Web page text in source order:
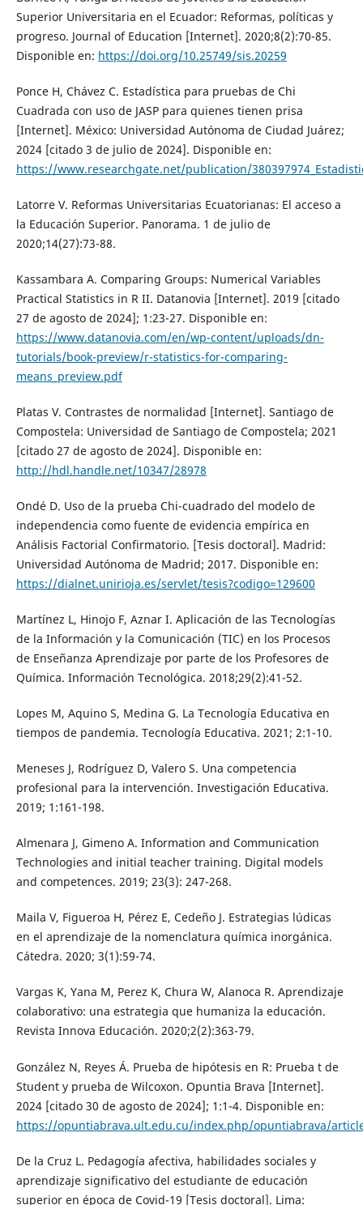
Superior Universitaria en el Ecuador: Reformas, políticas y
progreso. Journal of Education [Internet]. 2020;8(2):70-85.
Disponible en: https://doi.org/10.25749/sis.20259
Ponce H, Chávez C. Estadística para pruebas de Chi
Cuadrada con uso de JASP para quienes tienen prisa
[Internet]. México: Universidad Autónoma de Ciudad Juárez;
2024 [citado 3 de julio de 2024]. Disponible en:
https://www.researchgate.net/publication/
Latorre V. Reformas Universitarias Ecuatorianas: El acceso a
la Educación Superior. Panorama. 1 de julio de
2020;14(27):73-88.
Kassambara A. Comparing Groups: Numerical Variables
Practical Statistics in R II. Datanovia [Internet]. 2019 [citado
27 de agosto de 2024]; 1:23-27. Disponible en:
https://www.datanovia.com/en/wp-content/uploads/dn-
tutorials/book-preview/r-statistics-for-comparing-
means_preview.pdf
Platas V. Contrastes de normalidad [Internet]. Santiago de
Compostela: Universidad de Santiago de Compostela; 2021
[citado 27 de agosto de 2024]. Disponible en:
http://hdl.handle.net/10347/28978
Ondé D. Uso de la prueba Chi-cuadrado del modelo de
independencia como fuente de evidencia empírica en
Análisis Factorial Confirmatorio. [Tesis doctoral]. Madrid:
Universidad Autónoma de Madrid; 2017. Disponible en:
https://dialnet.unirioja.es/servlet/tesis?codigo=129600
Martínez L, Hinojo F, Aznar I. Aplicación de las Tecnologías
de la Información y la Comunicación (TIC) en los Procesos
de Enseñanza Aprendizaje por parte de los Profesores de
Química. Información Tecnológica. 2018;29(2):41-52.
Lopes M, Aquino S, Medina G. La Tecnología Educativa en
tiempos de pandemia. Tecnología Educativa. 2021; 2:1-10.
Meneses J, Rodríguez D, Valero S. Una competencia
profesional para la intervención. Investigación Educativa.
2019; 1:161-198.
Almenara J, Gimeno A. Information and Communication
Technologies and initial teacher training. Digital models
and competences. 2019; 23(3): 247-268.
Maila V, Figueroa H, Pérez E, Cedeño J. Estrategias lúdicas
en el aprendizaje de la nomenclatura química inorgánica.
Cátedra. 2020; 3(1):59-74.
Vargas K, Yana M, Perez K, Chura W, Alanoca R. Aprendizaje
colaborativo: una estrategia que humaniza la educación.
Revista Innova Educación. 2020;2(2):363-79.
González N, Reyes Á. Prueba de hipótesis en R: Prueba t de
Student y prueba de Wilcoxon. Opuntia Brava [Internet].
2024 [citado 30 de agosto de 2024]; 1:1-4. Disponible en:
https://opuntiabrava.ult.edu.cu/index.php/opuntiabrava/
De la Cruz L. Pedagogía afectiva, habilidades sociales y
aprendizaje significativo del estudiante de educación
superior en época de Covid-19 [Tesis doctoral]. Lima: